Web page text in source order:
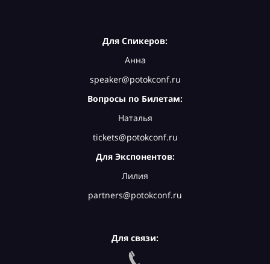
Для Спикеров:
Анна
speaker@potokconf.ru
Вопросы по Билетам:
Наталья
tickets@potokconf.ru
Для Экспонентов:
Лилия
partners@potokconf.ru
Для связи: